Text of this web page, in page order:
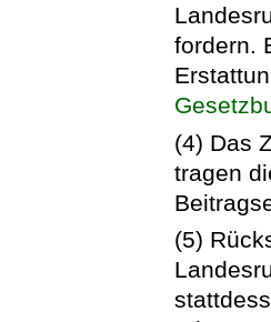
fordern.
(4) Das
tragen
(5)